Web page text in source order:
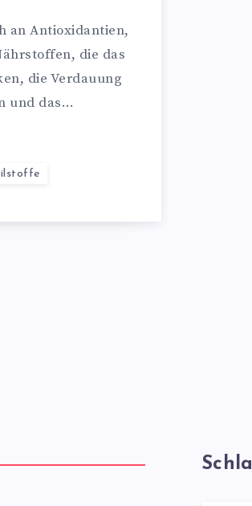
an Antioxidantien,
die das
die Verdauung
und das…